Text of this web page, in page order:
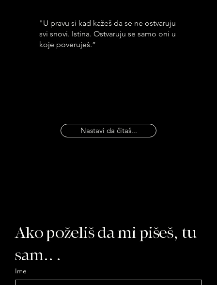
"U pravu si kad kažeš da se ne ostvaruju
svi snovi. Istina. Ostvaruju se samo oni u
koje poveruješ.”
Nastavi da čitaš...
Ako poželiš da mi pišeš, tu
sam.. .
Ime